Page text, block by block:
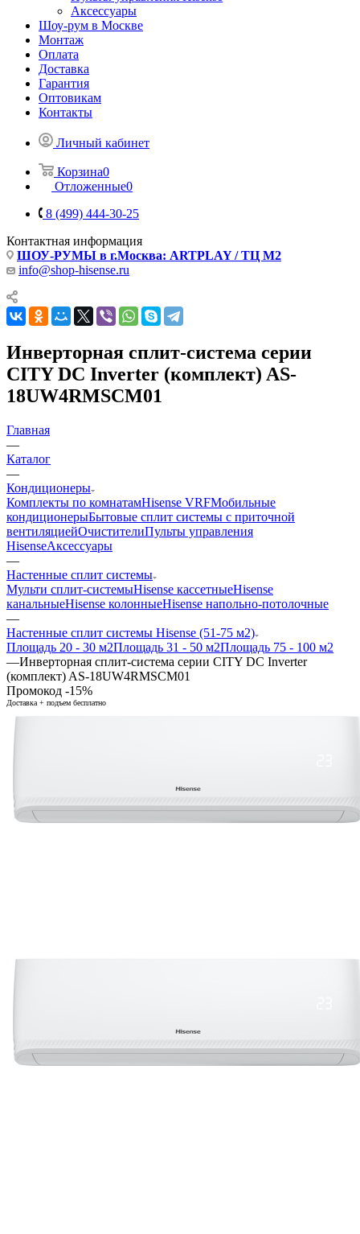
Аксессуары
Шоу-рум в Москве
Монтаж
Оплата
Доставка
Гарантия
Оптовикам
Контакты
Личный кабинет
Корзина0
Отложенные0
8 (499) 444-30-25
Контактная информация
ШОУ-РУМЫ в г.Москва: ARTPLAY / ТЦ М2
info@shop-hisense.ru
Инверторная сплит-система серии
CITY DC Inverter (комплект) AS-
18UW4RMSCM01
Главная
—
Каталог
—
Кондиционеры
Комплекты по комнатамHisense VRFМобильные
кондиционерыБытовые сплит системы с приточной
вентиляциейОчистителиПульты управления
HisenseАксессуары
—
Настенные сплит системы
Мульти сплит-системыHisense кассетныеHisense
канальныеHisense колонныеHisense напольно-потолочные
—
Настенные сплит системы Hisense (51-75 м2)
Площадь 20 - 30 м2Площадь 31 - 50 м2Площадь 75 - 100 м2
—Инверторная сплит-система серии CITY DC Inverter
(комплект) AS-18UW4RMSCM01
Промокод -15%
Доставка + подъем бесплатно